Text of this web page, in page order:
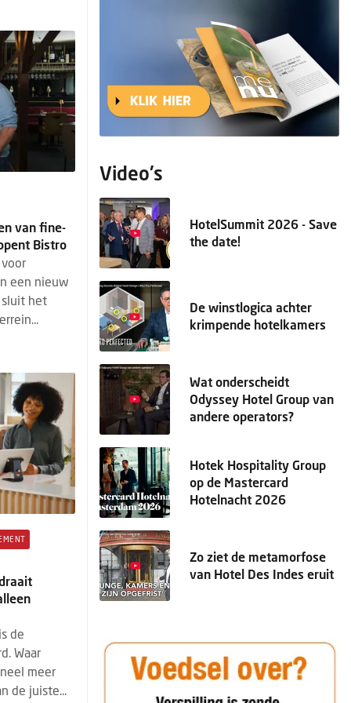
van fine-
Bistro
een nieuw
sluit het
de
Waar
meer
de juiste...
Video's
HotelSummit 2026 - Save
the date!
De winstlogica achter
krimpende hotelkamers
Wat onderscheidt
Odyssey Hotel Group van
andere operators?
Hotek Hospitality Group
op de Mastercard
Hotelnacht 2026
Zo ziet de metamorfose
van Hotel Des Indes eruit